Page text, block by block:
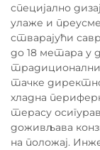
специјално
улаже и
стварајући
до 18 метара у
тачке
хладна
терасу
доживљава
на положај.